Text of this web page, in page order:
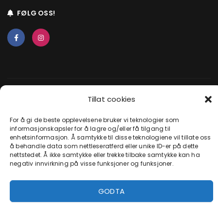
Tillat cookies
For å gi de beste opplevelsene bruker vi teknologier som
informasjonskapsler for å lagre og/eller få tilgang til
enhetsinformasjon. Å samtykke til disse teknologiene vil tillate oss
å behandle data som nettleseratferd eller unike ID-er på dette
nettstedet. Å ikke samtykke eller trekke tilbake samtykke kan ha
negativ innvirkning på visse funksjoner og funksjoner.
GODTA
FØLG OSS!
2025 © CROSSHJØRNET / REKLAMEGARASJEN AS – orgnr.